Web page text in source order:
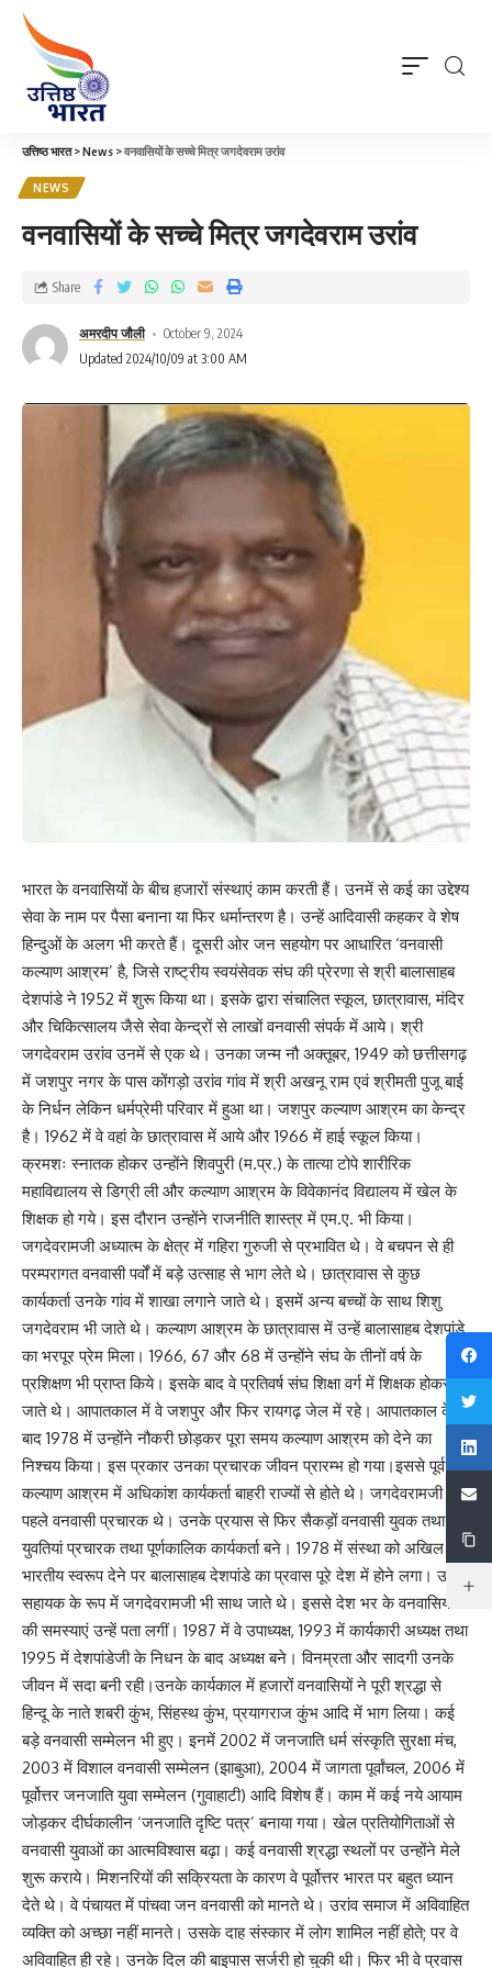
उत्तिष्ठ भारत>News >वनवासियों के सच्चे मित्र जगदेवराम उरांव
NEWS
वनवासियों के सच्चे मित्र जगदेवराम उरांव
अमरदीप जौली
October 9, 2024
Updated 2024/10/09 at 3:00 AM
Share
भारत के वनवासियों के बीच हजारों संस्थाएं काम करती हैं। उनमें से कई का उद्देश्य
सेवा के नाम पर पैसा बनाना या फिर धर्मान्तरण है। उन्हें आदिवासी कहकर वे शेष
हिन्दुओं के अलग भी करते हैं। दूसरी ओर जन सहयोग पर आधारित ‘वनवासी
कल्याण आश्रम’ है, जिसे राष्ट्रीय स्वयंसेवक संघ की प्रेरणा से श्री बालासाहब
देशपांडे ने 1952 में शुरू किया था। इसके द्वारा संचालित स्कूल, छात्रावास, मंदिर
और चिकित्सालय जैसे सेवा केन्द्रों से लाखों वनवासी संपर्क में आये। श्री
जगदेवराम उरांव उनमें से एक थे। उनका जन्म नौ अक्तूबर, 1949 को छत्तीसगढ़
में जशपुर नगर के पास कोंगड़ो उरांव गांव में श्री अखनू राम एवं श्रीमती पुजू बाई
के निर्धन लेकिन धर्मप्रेमी परिवार में हुआ था। जशपुर कल्याण आश्रम का केन्द्र
है। 1962 में वे वहां के छात्रावास में आये और 1966 में हाई स्कूल किया।
क्रमशः स्नातक होकर उन्होंने शिवपुरी (म.प्र.) के तात्या टोपे शारीरिक
महाविद्यालय से डिग्री ली और कल्याण आश्रम के विवेकानंद विद्यालय में खेल के
शिक्षक हो गये। इस दौरान उन्होंने राजनीति शास्त्र में एम.ए. भी किया।
जगदेवरामजी अध्यात्म के क्षेत्र में गहिरा गुरुजी से प्रभावित थे। वे बचपन से ही
परम्परागत वनवासी पर्वों में बड़े उत्साह से भाग लेते थे। छात्रावास से कुछ
कार्यकर्ता उनके गांव में शाखा लगाने जाते थे। इसमें अन्य बच्चों के साथ शिशु
जगदेवराम भी जाते थे। कल्याण आश्रम के छात्रावास में उन्हें बालासाहब देशपांडे
का भरपूर प्रेम मिला। 1966, 67 और 68 में उन्होंने संघ के तीनों वर्ष के
प्रशिक्षण भी प्राप्त किये। इसके बाद वे प्रतिवर्ष संघ शिक्षा वर्ग में शिक्षक होकर
जाते थे। आपातकाल में वे जशपुर और फिर रायगढ़ जेल में रहे। आपातकाल के
बाद 1978 में उन्होंने नौकरी छोड़कर पूरा समय कल्याण आश्रम को देने का
निश्चय किया। इस प्रकार उनका प्रचारक जीवन प्रारम्भ हो गया।इससे पूर्व
कल्याण आश्रम में अधिकांश कार्यकर्ता बाहरी राज्यों से होते थे। जगदेवरामजी
पहले वनवासी प्रचारक थे। उनके प्रयास से फिर सैकड़ों वनवासी युवक तथा
युवतियां प्रचारक तथा पूर्णकालिक कार्यकर्ता बने। 1978 में संस्था को अखिल
भारतीय स्वरूप देने पर बालासाहब देशपांडे का प्रवास पूरे देश में होने लगा। उनके
सहायक के रूप में जगदेवरामजी भी साथ जाते थे। इससे देश भर के वनवासियों
की समस्याएं उन्हें पता लगीं। 1987 में वे उपाध्यक्ष, 1993 में कार्यकारी अध्यक्ष तथा
1995 में देशपांडेजी के निधन के बाद अध्यक्ष बने। विनम्रता और सादगी उनके
जीवन में सदा बनी रही।उनके कार्यकाल में हजारों वनवासियों ने पूरी श्रद्धा से
हिन्दू के नाते शबरी कुंभ, सिंहस्थ कुंभ, प्रयागराज कुंभ आदि में भाग लिया। कई
बड़े वनवासी सम्मेलन भी हुए। इनमें 2002 में जनजाति धर्म संस्कृति सुरक्षा मंच,
2003 में विशाल वनवासी सम्मेलन (झाबुआ), 2004 में जागता पूर्वांचल, 2006 में
पूर्वोत्तर जनजाति युवा सम्मेलन (गुवाहाटी) आदि विशेष हैं। काम में कई नये आयाम
जोड़कर दीर्घकालीन ‘जनजाति दृष्टि पत्र’ बनाया गया। खेल प्रतियोगिताओं से
वनवासी युवाओं का आत्मविश्वास बढ़ा। कई वनवासी श्रद्धा स्थलों पर उन्होंने मेले
शुरू कराये। मिशनरियों की सक्रियता के कारण वे पूर्वोत्तर भारत पर बहुत ध्यान
देते थे। वे पंचायत में पांचवा जन वनवासी को मानते थे। उरांव समाज में अविवाहित
व्यक्ति को अच्छा नहीं मानते। उसके दाह संस्कार में लोग शामिल नहीं होते; पर वे
अविवाहित ही रहे। उनके दिल की बाइपास सर्जरी हो चुकी थी। फिर भी वे प्रवास